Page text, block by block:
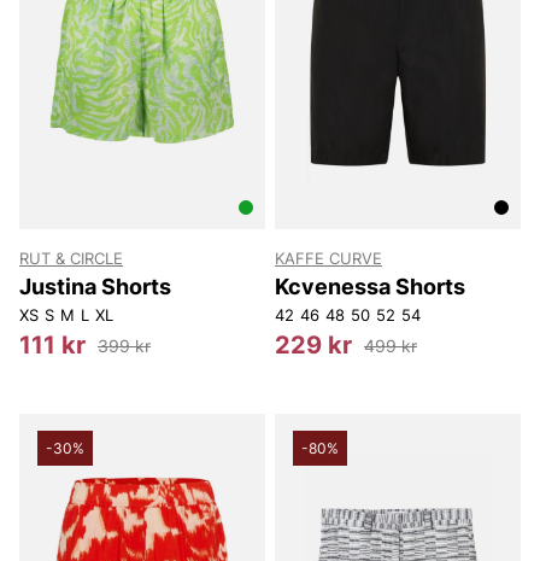
RUT & CIRCLE
Justina Shorts
XS S M L XL
111 kr 399 kr
KAFFE CURVE
Kcvenessa Shorts
42 46 48 50 52 54
229 kr 499 kr
-30% -80%